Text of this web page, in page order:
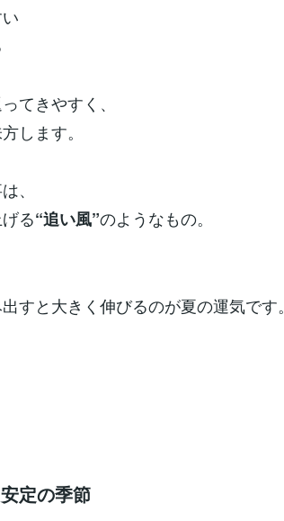
てきやすく、
します。
、
る“追い風”のようなもの。
すと大きく伸びるのが夏の運気です。
定の季節